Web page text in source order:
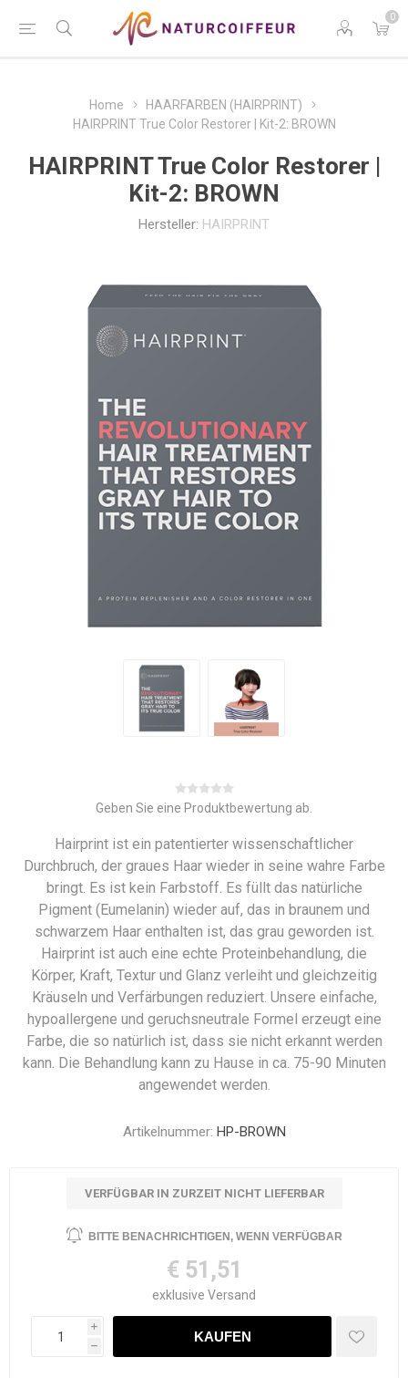
0
Home
HAARFARBEN (HAIRPRINT)
HAIRPRINT True Color Restorer | Kit-2: BROWN
HAIRPRINT True Color Restorer |
Kit-2: BROWN
Hersteller: HAIRPRINT
Geben Sie eine Produktbewertung ab.
Hairprint ist ein patentierter wissenschaftlicher
Durchbruch, der graues Haar wieder in seine wahre Farbe
bringt. Es ist kein Farbstoff. Es füllt das natürliche
Pigment (Eumelanin) wieder auf, das in braunem und
schwarzem Haar enthalten ist, das grau geworden ist.
Hairprint ist auch eine echte Proteinbehandlung, die
Körper, Kraft, Textur und Glanz verleiht und gleichzeitig
Kräuseln und Verfärbungen reduziert. Unsere einfache,
hypoallergene und geruchsneutrale Formel erzeugt eine
Farbe, die so natürlich ist, dass sie nicht erkannt werden
kann. Die Behandlung kann zu Hause in ca. 75-90 Minuten
angewendet werden.
Artikelnummer: HP-BROWN
VERFÜGBAR IN ZURZEIT NICHT LIEFERBAR
€ 51,51
exklusive Versand
i
h